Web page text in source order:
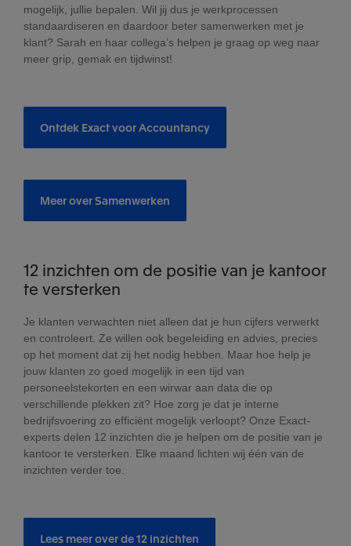
mogelijk, jullie bepalen. Wil jij dus je werkprocessen
standaardiseren en daardoor beter samenwerken met je
klant? Sarah en haar collega’s helpen je graag op weg naar
meer grip, gemak en tijdwinst!
Ontdek Exact voor Accountancy
Meer over Samenwerken
12 inzichten om de positie van je kantoor
te versterken
Je klanten verwachten niet alleen dat je hun cijfers verwerkt
en controleert. Ze willen ook begeleiding en advies, precies
op het moment dat zij het nodig hebben. Maar hoe help je
jouw klanten zo goed mogelijk in een tijd van
personeelstekorten en een wirwar aan data die op
verschillende plekken zit? Hoe zorg je dat je interne
bedrijfsvoering zo efficiënt mogelijk verloopt? Onze Exact-
experts delen 12 inzichten die je helpen om de positie van je
kantoor te versterken. Elke maand lichten wij één van de
inzichten verder toe.
Lees meer over de 12 inzichten